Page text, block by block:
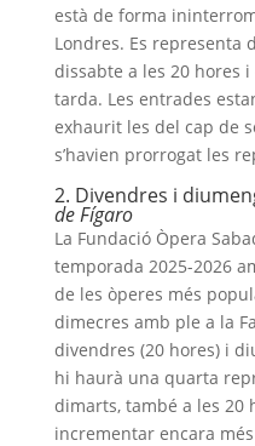
està de forma
Londres. Es representa
dissabte a les 20 hores
tarda. Les entrades
exhaurit les del cap de
s’havien prorrogat les
2. Divendres i
de Fígaro
La Fundació Òpera
temporada 2025-2026
de les òperes més
dimecres amb ple a la
divendres (20 hores) i
hi haurà una quarta
dimarts, també a les 20
incrementar encara